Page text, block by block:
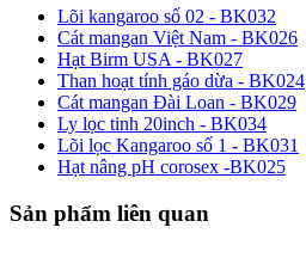
Lõi kangaroo số 02 - BK032
Cát mangan Việt Nam - BK026
Hạt Birm USA - BK027
Than hoạt tính gáo dừa - BK024
Cát mangan Đài Loan - BK029
Ly lọc tinh 20inch - BK034
Lõi lọc Kangaroo số 1 - BK031
Hạt nâng pH corosex -BK025
Sản phẩm liên quan